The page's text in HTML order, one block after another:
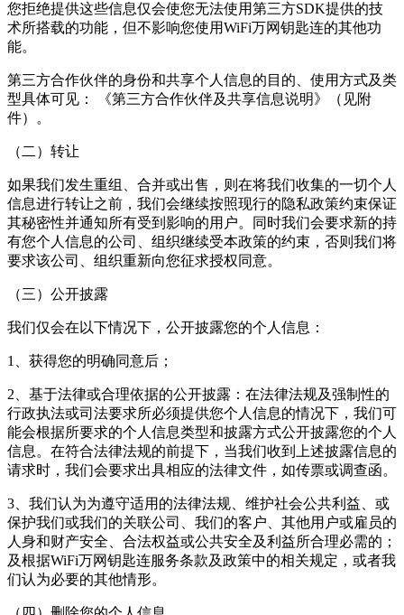
您拒绝提供这些信息仅会使您无法使用第三方SDK提供的技
术所搭载的功能，但不影响您使用WiFi万网钥匙连的其他功
能。
第三方合作伙伴的身份和共享个人信息的目的、使用方式及类
型具体可见： 《第三方合作伙伴及共享信息说明》（见附
件）。
（二）转让
如果我们发生重组、合并或出售，则在将我们收集的一切个人
信息进行转让之前，我们会继续按照现行的隐私政策约束保证
其秘密性并通知所有受到影响的用户。同时我们会要求新的持
有您个人信息的公司、组织继续受本政策的约束，否则我们将
要求该公司、组织重新向您征求授权同意。
（三）公开披露
我们仅会在以下情况下，公开披露您的个人信息：
1、获得您的明确同意后；
2、基于法律或合理依据的公开披露：在法律法规及强制性的
行政执法或司法要求所必须提供您个人信息的情况下，我们可
能会根据所要求的个人信息类型和披露方式公开披露您的个人
信息。在符合法律法规的前提下，当我们收到上述披露信息的
请求时，我们会要求出具相应的法律文件，如传票或调查函。
3、我们认为为遵守适用的法律法规、维护社会公共利益、或
保护我们或我们的关联公司、我们的客户、其他用户或雇员的
人身和财产安全、合法权益或公共安全及利益所合理必需的；
及根据WiFi万网钥匙连服务条款及政策中的相关规定，或者我
们认为必要的其他情形。